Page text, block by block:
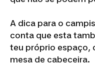
A dica para o
conta que esta
teu próprio espaço,
mesa de cabeceira.